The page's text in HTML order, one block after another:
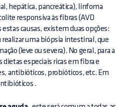
hepática, pancreática), linfoma
responsiva às fibras (AVD
causas, existem duas opções:
uma biópsia intestinal, que
(leve ou severa). No geral, para a
dietas especiais ricas em fibra e
antibióticos, probióticos, etc. Em
.